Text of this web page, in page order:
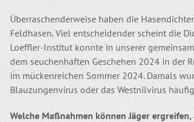
Überraschenderweise haben die
Feldhasen. Viel entscheidender scheint die
Loeffler-Institut konnte in unserer
dem seuchenhaften Geschehen 2024 in der
im mückenreichen Sommer 2024. Damals
Blauzungenvirus oder das Westnilvirus
Welche Maßnahmen können Jäger